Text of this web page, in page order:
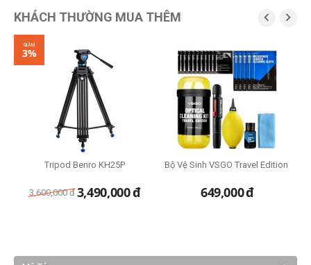
KHÁCH THƯỜNG MUA THÊM  
GIẢM
3%
Tripod Benro KH25P
3,600,000 đ 3,490,000đ
Bộ Vệ Sinh VSGO Travel Edition
649,000đ